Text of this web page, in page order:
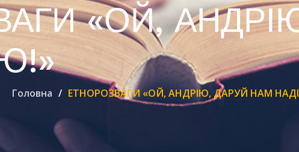
«ОЙ,
Головна ЕТНОРОЗВАГИ «ОЙ, АНДРІЮ, ДАРУЙ НАМ